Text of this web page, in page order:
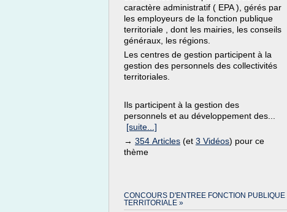
caractère administratif ( EPA ), gérés par
les employeurs de la fonction publique
territoriale , dont les mairies, les conseils
généraux, les régions.
Les centres de gestion participent à la
gestion des personnels des collectivités
territoriales.
Ils participent à la gestion des
personnels et au développement des...
[suite...]
→ 354 Articles (et 3 Vidéos) pour ce
thème
CONCOURS D'ENTREE FONCTION PUBLIQUE
TERRITORIALE »